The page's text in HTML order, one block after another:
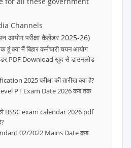
Channels
आयोग परीक्षा कैलेंडर 2025-26)
हूं क्या मैं बिहार कर्मचारी चयन आयोग
PDF Download खुद से डाउनलोड
2025 परीक्षा की तारीख क्या है?
PT Exam Date 2026 कब तक
BSSC exam calendar 2026 pdf
02/2022 Mains Date कब